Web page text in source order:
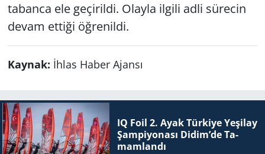
tabanca ele geçirildi. Olayla ilgili adli sürecin
devam ettiği öğrenildi.
Kaynak: İhlas Haber Ajansı
IQ Foil 2. Ayak Tür­ki­ye Ye­şi­lay
Şam­pi­yo­na­sı Didim’de Ta­
mam­lan­dı